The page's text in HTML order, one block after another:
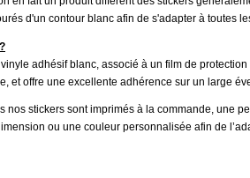
d'un contour blanc afin de s'adapter à toutes
adhésifblanc, associé à un film de
et offre une excellente adhérence sur un large
nos stickers sont imprimés à la commande, une
ou une couleur personnalisée afin de